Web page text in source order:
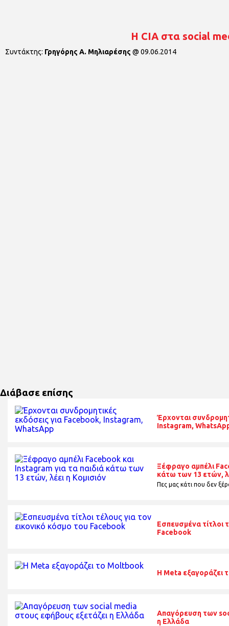
Η CIA στα social
Συντάκτης: Γρηγόρης Α. Μηλιαρέσης @ 09.06.2014
Διάβασε επίσης
Έρχονται
Instagram,
Ξέφραγο αμπέλι
κάτω των 13 ετών,
Πες μας κάτι που δεν
Εσπευσμένα τίτλοι
Facebook
Η Meta εξαγοράζει
Απαγόρευση των
η Ελλάδα